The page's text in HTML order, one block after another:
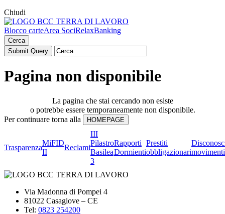
Chiudi
Blocco carteArea SociRelaxBanking
Cerca
Pagina non disponibile
La pagina che stai cercando non esiste
o potrebbe essere temporaneamente non disponibile.
Per continuare torna alla
Trasparenza
MiFID
II
Reclami
III
Pilastro
Basilea
3
Rapporti
Dormienti
Prestiti
obbligazionarimovimenti
Via Madonna di Pompei 4
81022 Casagiove – CE
Tel: 0823 254200